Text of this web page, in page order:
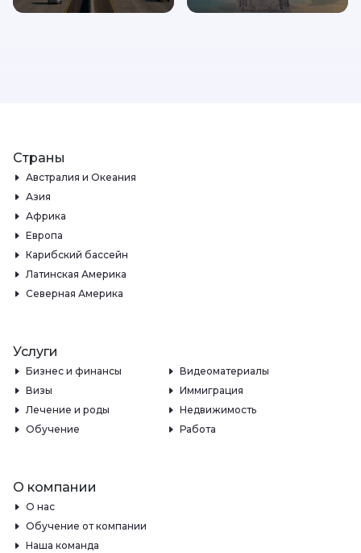
Страны
Австралия и Океания
Азия
Африка
Европа
Карибский бассейн
Латинская Америка
Северная Америка
Услуги
Бизнес и финансы
Видеоматериалы
Визы
Иммиграция
Лечение и роды
Недвижимость
Обучение
Работа
О компании
О нас
Обучение от компании
Наша команда